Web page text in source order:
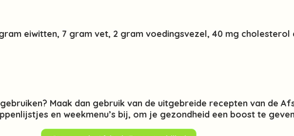
eiwitten, 7 gram vet, 2 gram voedingsvezel, 40 mg cholesterol
Maak dan gebruik van de uitgebreide recepten van de
en weekmenu’s bij, om je gezondheid een boost te